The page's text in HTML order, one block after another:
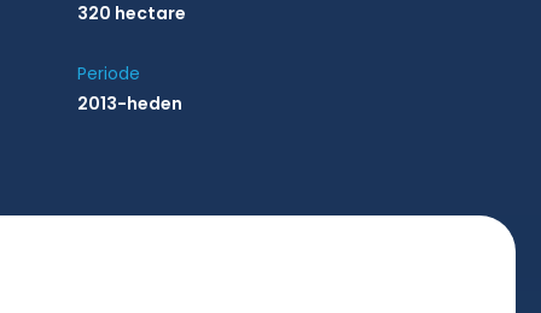
320 hectare
Periode
2013-heden